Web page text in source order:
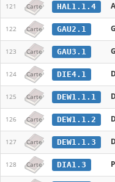
121 Carte HAL1.1.4
122 Carte GAU2.1
123 Carte GAU3.1
124 Carte DIE4.1
125 Carte DEW1.1.1
126 Carte DEW1.1.2
127 Carte DEW1.1.3
128 Carte DIA1.3